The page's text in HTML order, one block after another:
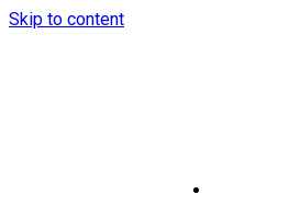
Skip to content